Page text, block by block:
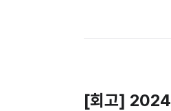
[회고] 2024